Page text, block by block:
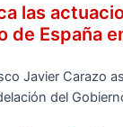
las
de España